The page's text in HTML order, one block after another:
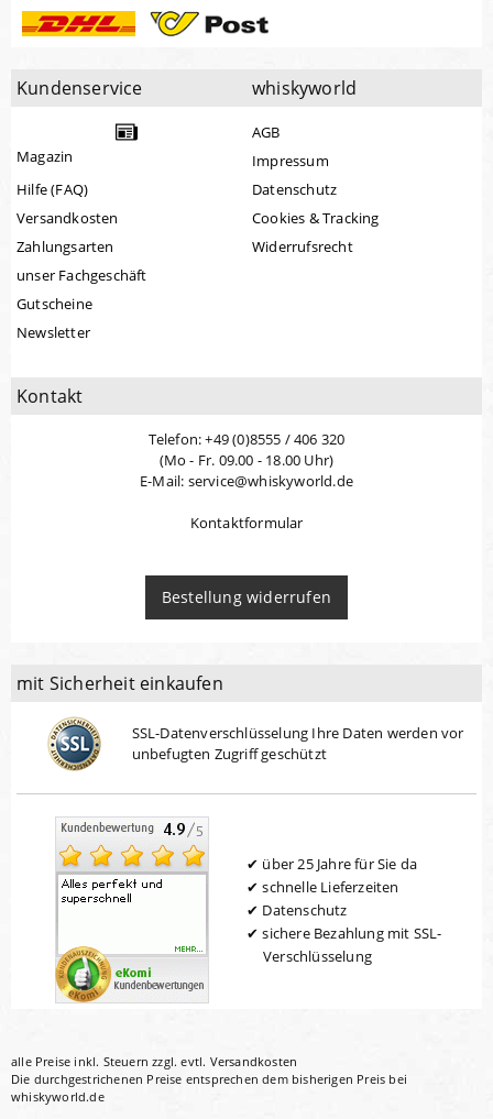
Kundenservice
Magazin
Hilfe (FAQ)
Versandkosten
Zahlungsarten
unser Fachgeschäft
Gutscheine
Newsletter
whiskyworld
AGB
Impressum
Datenschutz
Cookies & Tracking
Widerrufsrecht
Kontakt
Telefon: +49 (0)8555 / 406 320
(Mo - Fr. 09.00 - 18.00 Uhr)
E-Mail: service@whiskyworld.de
Kontaktformular
Bestellung widerrufen
mit Sicherheit einkaufen
SSL-Datenverschlüsselung Ihre Daten werden vor
unbefugten Zugriff geschützt
über 25 Jahre für Sie da
schnelle Lieferzeiten
Datenschutz
sichere Bezahlung mit SSL-
Verschlüsselung
alle Preise inkl. Steuern zzgl. evtl. Versandkosten
Die durchgestrichenen Preise entsprechen dem bisherigen Preis bei
whiskyworld.de